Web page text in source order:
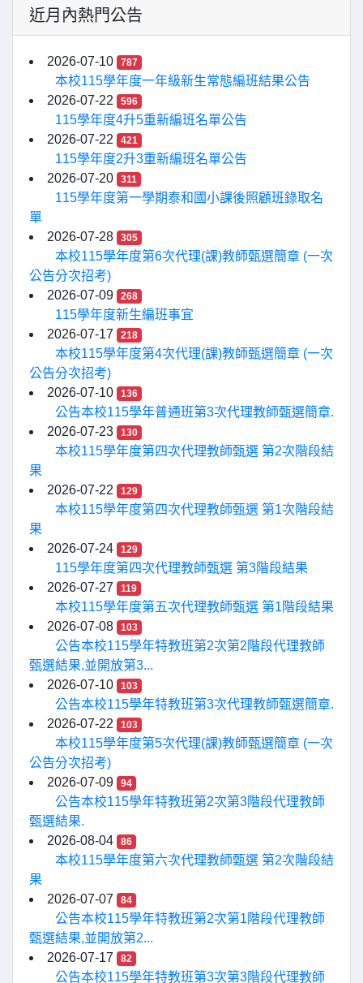
近月內熱門公告
2026-07-10 787
本校115學年度一年級新生常態編班結果公告
2026-07-22
596
115學年度4升5重新編班名單公告
2026-07-22
421
115學年度2升3重新編班名單公告
2026-07-20
311
115學年度第一學期泰和國小課後照顧班錄取名
單
2026-07-28
305
本校115學年度第6次代理(課)教師甄選簡章 (一次
公告分次招考)
2026-07-09
268
115學年度新生編班事宜
2026-07-17
218
本校115學年度第4次代理(課)教師甄選簡章 (一次
公告分次招考)
2026-07-10
136
公告本校115學年普通班第3次代理教師甄選簡章.
2026-07-23
130
本校115學年度第四次代理教師甄選 第2次階段結
果
2026-07-22
129
本校115學年度第四次代理教師甄選 第1次階段結
果
2026-07-24
129
115學年度第四次代理教師甄選 第3階段結果
2026-07-27
119
本校115學年度第五次代理教師甄選 第1階段結果
2026-07-08
103
公告本校115學年特教班第2次第2階段代理教師
甄選結果,並開放第3...
2026-07-10
103
公告本校115學年特教班第3次代理教師甄選簡章.
2026-07-22
103
本校115學年度第5次代理(課)教師甄選簡章 (一次
公告分次招考)
2026-07-09
94
公告本校115學年特教班第2次第3階段代理教師
甄選結果.
2026-08-04
86
本校115學年度第六次代理教師甄選 第2次階段結
果
2026-07-07
84
公告本校115學年特教班第2次第1階段代理教師
甄選結果,並開放第2...
2026-07-17
82
公告本校115學年特教班第3次第3階段代理教師